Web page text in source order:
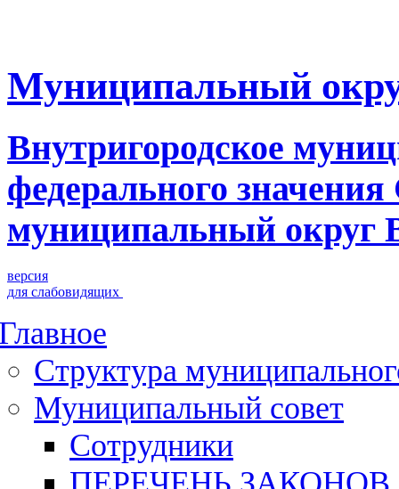
Муниципальный
Внутригородское
федерального
муниципальный округ
версия
для слабовидящих
Структура
Муниципальный совет
Сотрудники